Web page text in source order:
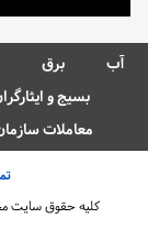
آب برق
بسیج و ایثارگران
معاملات سازمان
کلیه حقوق سایت